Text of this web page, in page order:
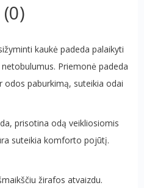
(0)
kaukė padeda palaikyti
Priemonė padeda
paburkimą, suteikia odai
prisotina odą veikliosiomis
suteikia komforto pojūtį.
žirafos atvaizdu.